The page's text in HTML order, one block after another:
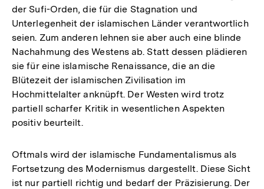
der Sufi-Orden, die für die Stagnation und
Unterlegenheit der islamischen Länder verantwortlich
seien. Zum anderen lehnen sie aber auch eine blinde
Nachahmung des Westens ab. Statt dessen plädieren
sie für eine islamische Renaissance, die an die
Blütezeit der islamischen Zivilisation im
Hochmittelalter anknüpft. Der Westen wird trotz
partiell scharfer Kritik in wesentlichen Aspekten
positiv beurteilt.
Oftmals wird der islamische Fundamentalismus als
Fortsetzung des Modernismus dargestellt. Diese Sicht
ist nur partiell richtig und bedarf der Präzisierung. Der